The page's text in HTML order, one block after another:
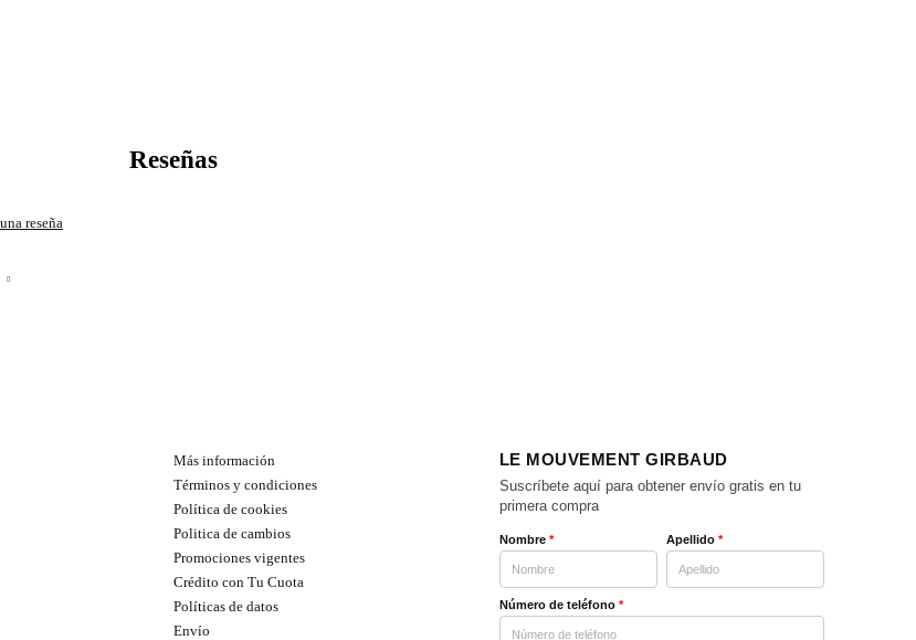
Más información
Términos y condiciones
Política de cookies
Politica de cambios
Promociones vigentes
Crédito con Tu Cuota
Políticas de datos
Envío
LE MOUVEMENT GIRBAUD
Suscríbete aquí para obtener envío gratis en tu
primera compra
Nombre* Apellido*
Número de teléfono*